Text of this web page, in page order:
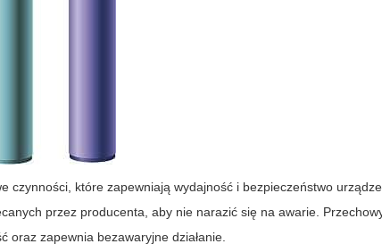
czynności, które zapewniają wydajność i bezpieczeństwo
przez producenta, aby nie narazić się na awarie.
oraz zapewnia bezawaryjne działanie.